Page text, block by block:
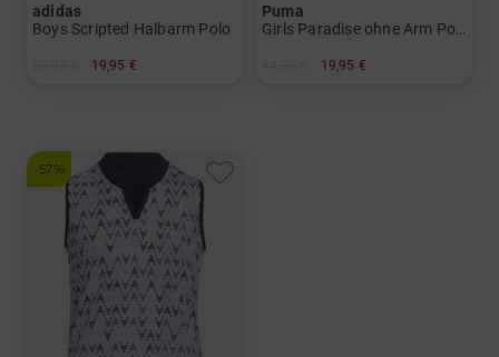
adidas
Boys Scripted Halbarm Polo
19,95 €
Puma
19,95 €
-57%